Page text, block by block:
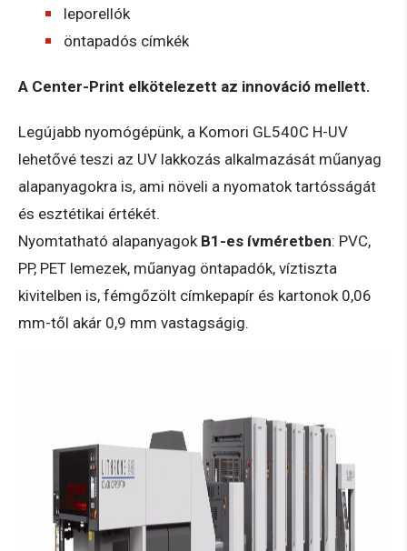
leporellók
öntapadós címkék
A Center-Print elkötelezett az innováció mellett.
Legújabb nyomógépünk, a Komori GL540C H-UV
lehetővé teszi az UV lakkozás alkalmazását műanyag
alapanyagokra is, ami növeli a nyomatok tartósságát
és esztétikai értékét.
Nyomtatható alapanyagok B1-es ívméretben: PVC,
PP, PET lemezek, műanyag öntapadók, víztiszta
kivitelben is, fémgőzölt címkepapír és kartonok 0,06
mm-től akár 0,9 mm vastagságig.